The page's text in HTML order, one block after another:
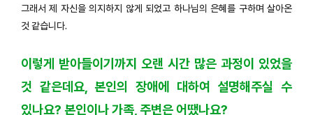
그래서 제 자신을 의지하지 않게 되었고 하나님의 은혜를 구하며 살아온
것 같습니다.
이렇게 받아들이기까지 오랜 시간 많은 과정이 있었을
것 같은데요, 본인의 장애에 대하여 설명해주실 수
있나요? 본인이나 가족, 주변은 어땠나요?